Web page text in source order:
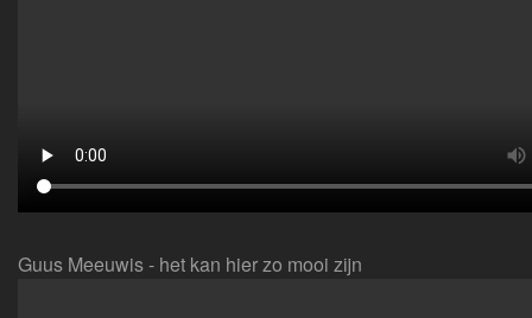
Guus Meeuwis - het kan hier zo mooi zijn